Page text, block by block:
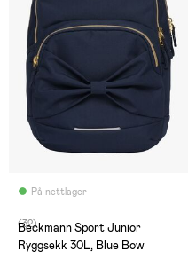
På nettlager
(32)
Beckmann Sport Junior
Ryggsekk 30L, Blue Bow